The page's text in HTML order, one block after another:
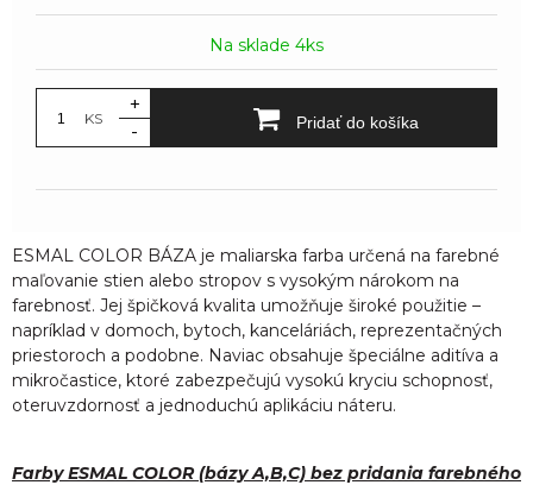
Na sklade 4ks
KS
+
-
Pridať do košíka
ESMAL COLOR BÁZA je maliarska farba určená na farebné
maľovanie stien alebo stropov s vysokým nárokom na
farebnosť. Jej špičková kvalita umožňuje široké použitie –
napríklad v domoch, bytoch, kanceláriách, reprezentačných
priestoroch a podobne. Naviac obsahuje špeciálne aditíva a
mikročastice, ktoré zabezpečujú vysokú kryciu schopnosť,
oteruvzdornosť a jednoduchú aplikáciu náteru.
Farby ESMAL COLOR (bázy A,B,C) bez pridania farebného